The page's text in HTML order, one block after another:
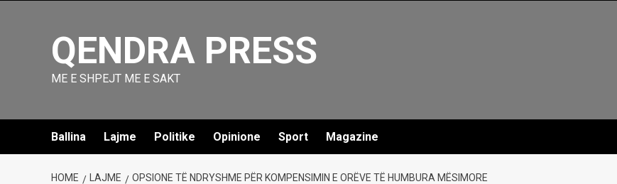
QENDRA PRESS
ME E SHPEJT ME E SAKT
Ballina Lajme Politike Opinione Sport Magazine
HOME LAJME OPSIONE TË NDRYSHME PËR KOMPENSIMIN E ORËVE TË HUMBURA MËSIMORE